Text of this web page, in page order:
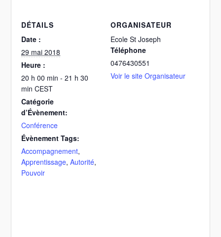
DÉTAILS
Date :
29 mai 2018
Heure :
20 h 00 min - 21 h 30
minCEST
Catégorie
d’Évènement:
Conférence
Évènement Tags:
Accompagnement,
Apprentissage,Autorité,
Pouvoir
ORGANISATEUR
Ecole St Joseph
Téléphone
0476430551
Voir le site Organisateur